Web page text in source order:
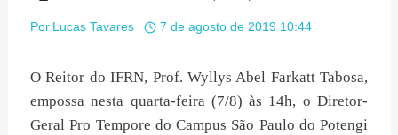
Por Lucas Tavares 7 de agosto de 2019 10:44
O Reitor do IFRN, Prof. Wyllys Abel Farkatt Tabosa,
empossa nesta quarta-feira (7/8) às 14h, o Diretor-
Geral Pro Tempore do Campus São Paulo do Potengi